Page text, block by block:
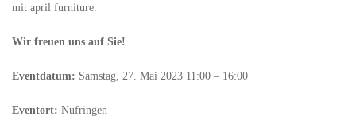
mit april furniture.
Wir freuen uns auf Sie!
Eventdatum: Samstag, 27. Mai 2023 11:00 – 16:00
Eventort: Nufringen